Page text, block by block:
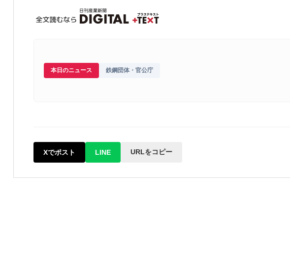
本日のニュース 鉄鋼団体・官公庁
Xでポスト LINE URLをコピー